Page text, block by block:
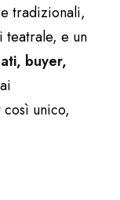
tradizionali,
teatrale, e un
buyer,
unico,